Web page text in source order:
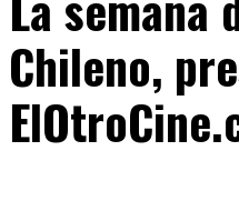
Chileno,